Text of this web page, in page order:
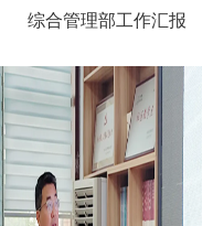
综合管理部工作汇报